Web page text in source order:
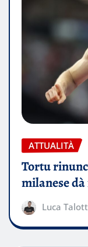
ATTUALITÀ
Tortu
milanese
Luca